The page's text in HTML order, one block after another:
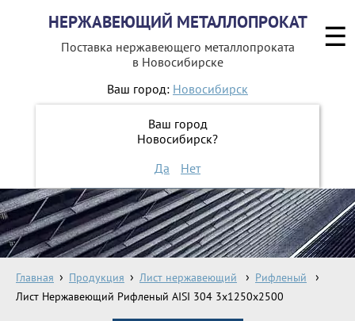
НЕРЖАВЕЮЩИЙ МЕТАЛЛОПРОКАТ
Поставка нержавеющего металлопроката
в Новосибирске
Ваш город: Новосибирск
Ваш город
Новосибирск?
Да
Нет
8 800 551-16-44
ЗАКАЗАТЬ ОБРАТНЫЙ ЗВОНОК
Главная Продукция Лист нержавеющий
Рифленый
Лист Нержавеющий Рифленый AISI 304 3х1250х2500
☰